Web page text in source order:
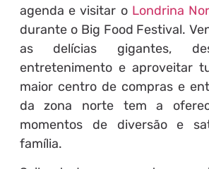
agenda e visitar o Londrina
durante o Big Food Festival.
as delícias gigantes,
entretenimento e aproveitar
maior centro de compras e
da zona norte tem a
momentos de diversão e
família.